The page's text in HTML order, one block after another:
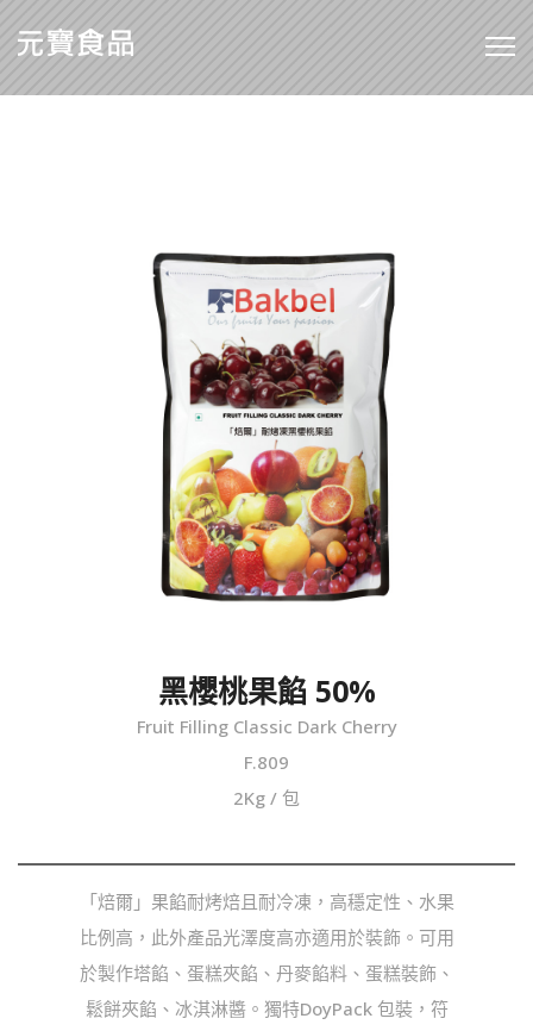
黑櫻桃果餡 50%
Fruit Filling Classic Dark Cherry
F.809
2Kg / 包
「焙爾」果餡耐烤焙且耐冷凍，高穩定性、水果
比例高，此外產品光澤度高亦適用於裝飾。可用
於製作塔餡、蛋糕夾餡、丹麥餡料、蛋糕裝飾、
鬆餅夾餡、冰淇淋醬。獨特DoyPack 包裝，符